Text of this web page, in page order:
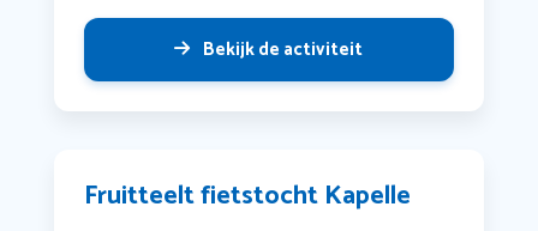
Bekijk de activiteit
Fruitteelt fietstocht Kapelle